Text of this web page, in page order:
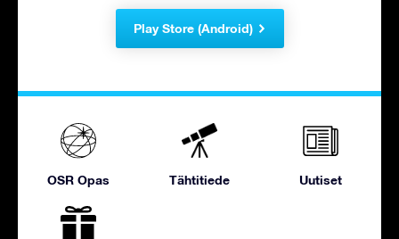
Play Store (Android)
OSR Opas Tähtitiede Uutiset